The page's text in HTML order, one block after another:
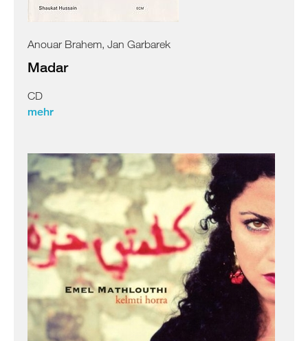
Anouar Brahem, Jan Garbarek
Madar
CD
mehr